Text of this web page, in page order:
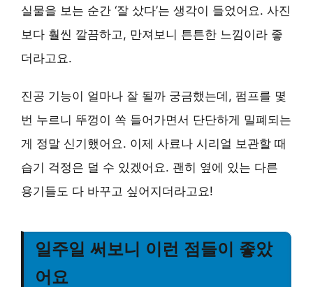
실물을 보는 순간 ‘잘 샀다’는 생각이 들었어요. 사진
보다 훨씬 깔끔하고, 만져보니 튼튼한 느낌이라 좋
더라고요.
진공 기능이 얼마나 잘 될까 궁금했는데, 펌프를 몇
번 누르니 뚜껑이 쏙 들어가면서 단단하게 밀폐되는
게 정말 신기했어요. 이제 사료나 시리얼 보관할 때
습기 걱정은 덜 수 있겠어요. 괜히 옆에 있는 다른
용기들도 다 바꾸고 싶어지더라고요!
일주일 써보니 이런 점들이 좋았
어요